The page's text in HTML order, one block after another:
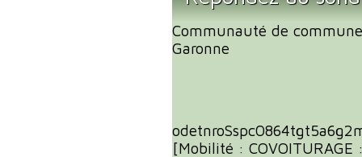
Communauté de
Garonne
[Mobilité : COVOITURAGE